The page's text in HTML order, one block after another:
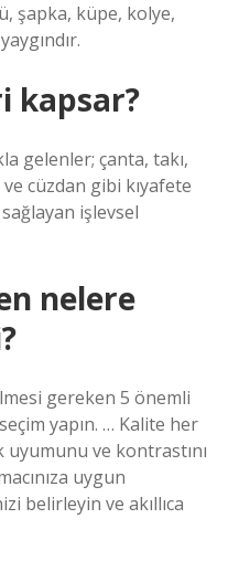
şapka, küpe, kolye,
kapsar?
gelenler; çanta, takı,
cüzdan gibi kıyafete
işlevsel
nelere
gereken 5 önemli
yapın. … Kalite her
uyumunu ve kontrastını
uygun
belirleyin ve akıllıca